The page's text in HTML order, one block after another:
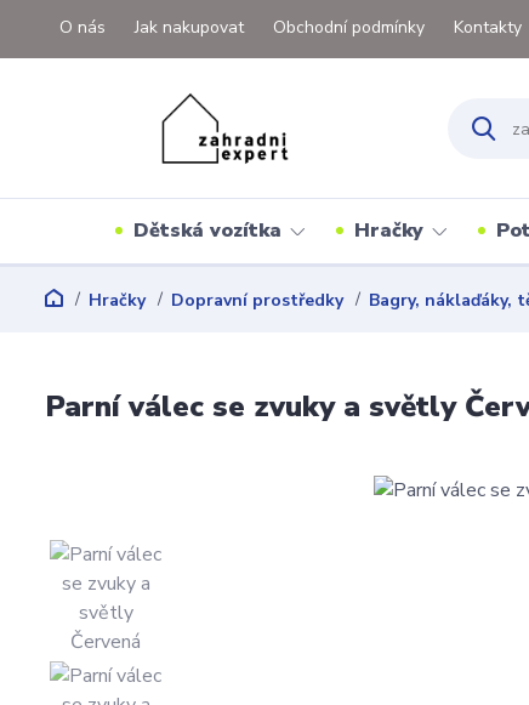
O nás Jak nakupovat Obchodní podmínky Kontakty
Dětská vozítka Hračky
Hračky Dopravní prostředky Bagry, náklaďáky,
Parní válec se zvuky a světly